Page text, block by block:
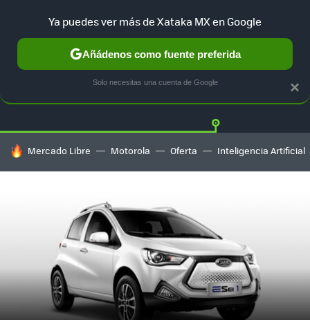
TESLA UBER AUTO ELECTRICO Twitter
HOY SE HABLA DE
Mercado Libre Motorola Oferta Inteligencia Artificial
×
Ya puedes ver más de Xataka MX en Google
Añádenos como fuente preferida
Solo necesitas una cuenta de Google